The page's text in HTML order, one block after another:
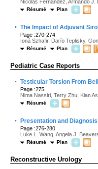
Nicolas Fernandez, Armando
Résumé Plan
· The Impact of Adjuvant
Page :270-274
Ioná Szhafir, Darío Teplisky,
Résumé Plan
Pediatric Case Reports
· Testicular Torsion From
Page :275
Nima Nassiri, Terry Zhu, Kian
Résumé
· Presentation and
Page :276-280
Luke L. Wang, Angela J.
Résumé Plan
Reconstructive Urology